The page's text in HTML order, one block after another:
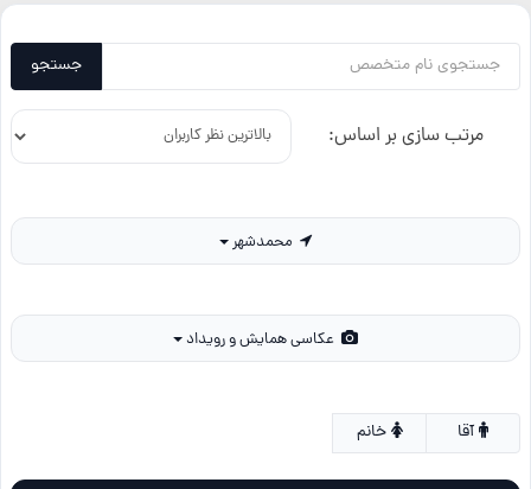
جستجو
مرتب سازی بر اساس:
خانم